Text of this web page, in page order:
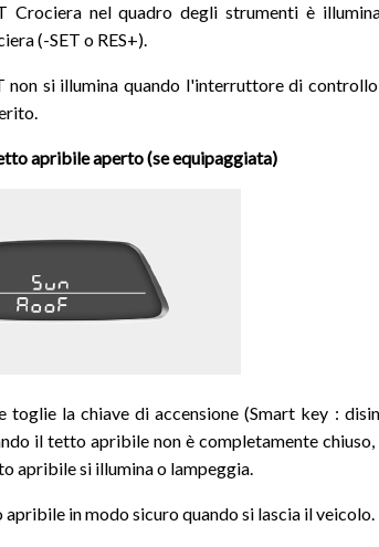
Crociera nel quadro degli strumenti è
(-SET o RES+).
non si illumina quando l'interruttore di
apribile aperto (se equipaggiata)
toglie la chiave di accensione (Smart key :
il tetto apribile non è completamente
apribile si illumina o lampeggia.
in modo sicuro quando si lascia il veicolo.